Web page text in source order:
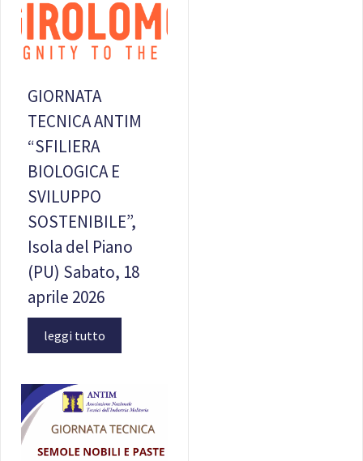
GIORNATA
TECNICA ANTIM
“SFILIERA
BIOLOGICA E
SVILUPPO
SOSTENIBILE”,
Isola del Piano
(PU) Sabato, 18
aprile 2026
leggi tutto